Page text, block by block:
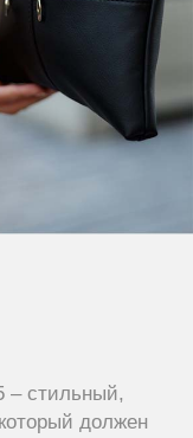
– стильный,
должен